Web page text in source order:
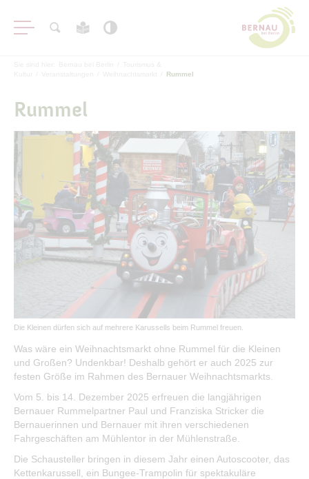
Tourist-Information
Kultur & Kunst
Museum & Historie
Veranstaltungen
Veranstaltungskalender
Hussitenfest
Weihnachtsmarkt
Rummel
Rummel
Die Kleinen dürfen sich auf mehrere Karussells beim Rummel freuen.
Was wäre ein Weihnachtsmarkt ohne Rummel für die Kleinen
und Großen? Undenkbar! Deshalb gehört er auch 2025 zur
festen Größe im Rahmen des Bernauer Weihnachtsmarkts.
Vom 5. bis 14. Dezember 2025 erfreuen die langjährigen
Bernauer Rummelpartner Paul und Franziska Stricker die
Bernauerinnen und Bernauer mit ihren verschiedenen
Fahrgeschäften am Mühlentor in der Mühlenstraße.
Die Schausteller bringen in diesem Jahr einen Autoscooter, das
Kettenkarussell, ein Bungee-Trampolin für spektakuläre